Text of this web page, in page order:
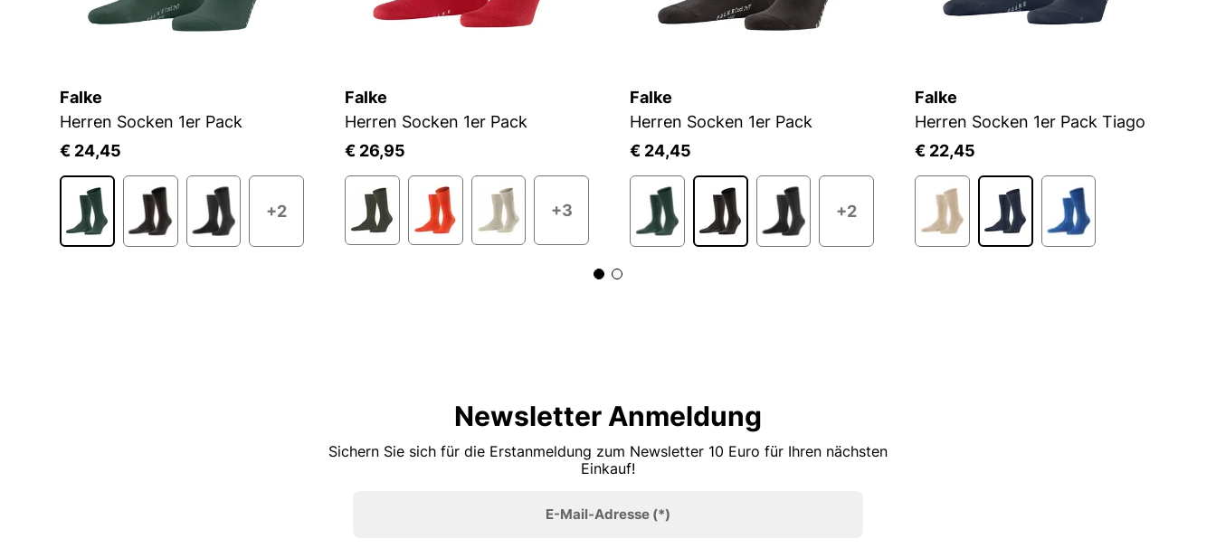
Falke
Herren Socken 1er Pack
€ 24,45
+2
Falke
Herren Socken 1er Pack
€ 26,95
+3
Falke
Herren Socken 1er Pack
€ 24,45
+2
Falke
Herren Socken 1er Pack Tiago
€ 22,45
Newsletter Anmeldung
Sichern Sie sich für die Erstanmeldung zum Newsletter 10 Euro für Ihren nächsten
Einkauf!
E-Mail-Adresse(*)